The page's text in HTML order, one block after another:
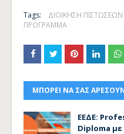
Tags: ΔΙΟΙΚΗΣΗ ΠΙΣΤΩΣΕΩΝ
ΠΡΟΓΡΑΜΜΑ
ΜΠΟΡΕΙ ΝΑ ΣΑΣ
ΕΕΔΕ:
Diploma με